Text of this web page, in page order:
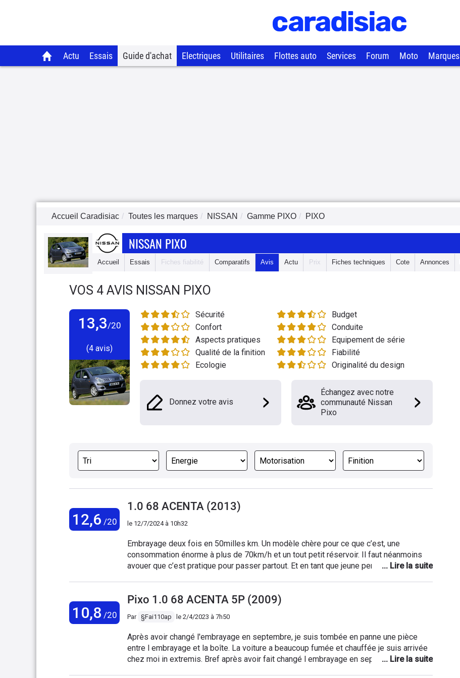
Actu Essais Guide d'achat Electriques Utilitaires Flottes auto Services Forum Moto Marques
Accueil Caradisiac Toutes les marques NISSAN Gamme PIXO PIXO
NISSAN PIXO
Accueil Essais Fiches fiabilité Comparatifs Avis Actu Prix Fiches techniques Cote Annonces
VOS 4 AVIS NISSAN PIXO
13,3/20
(4 avis)
Sécurité
Budget
Confort
Conduite
Aspects pratiques
Equipement de série
Qualité de la finition
Fiabilité
Ecologie
Originalité du design
Donnez votre avis
Échangez avec notre
communauté Nissan
Pixo
12,6 /20
1.0 68 ACENTA (2013)
le 12/7/2024 à 10h32
Embrayage deux fois en 50milles km. Un modèle chère pour ce que c’est, une
consommation énorme à plus de 70km/h et un tout petit réservoir. Il faut néanmoins
avouer que c’est pratique pour passer partout. Et en tant que jeune permis j’étais bien
10,8 /20
Pixo 1.0 68 ACENTA 5P (2009)
Par §Fai110ap le 2/4/2023 à 7h50
Après avoir changé l'embrayage en septembre, je suis tombée en panne une pièce
entre l embrayage et la boîte. La voiture a beaucoup fumée et chauffée je suis arrivée
chez moi in extremis. Bref après avoir fait changé l embrayage en septembre dernier